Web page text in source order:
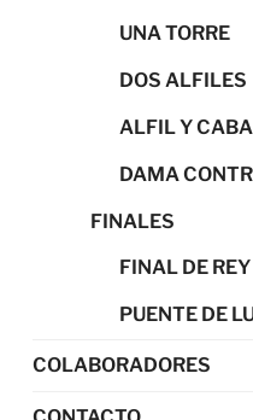
UNA TORRE
DOS ALFILES
ALFIL Y
DAMA
FINALES
FINAL DE
PUENTE DE
COLABORADORES